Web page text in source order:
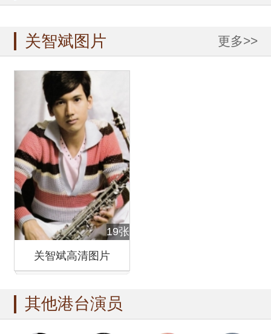
关智斌图片 更多>>
19张
关智斌高清图片
其他港台演员